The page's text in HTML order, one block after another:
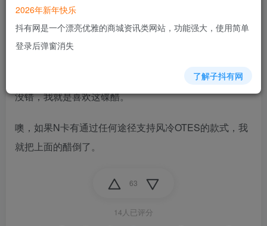
48的剧透功耗位于双槽OTES的噪音舒适区间，如果华擎
能在下一代A卡上延续OTES产品线，个人还是欢迎的。
毕竟老叔叔那点游戏，只要显示器参数控制住不往上
没错，我就是喜欢这碟醋。
噢，如果N卡有通过任何途径支持风冷OTES的款式，我
就把上面的醋倒了。
63
14人已评分
2026年新年快乐
抖有网是一个漂亮优雅的商城资讯类网站，功能强大，使用简单
登录后弹窗消失
了解子抖有网